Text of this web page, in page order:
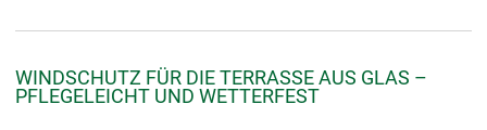
WINDSCHUTZ FÜR DIE TERRASSE AUS GLAS –
PFLEGELEICHT UND WETTERFEST